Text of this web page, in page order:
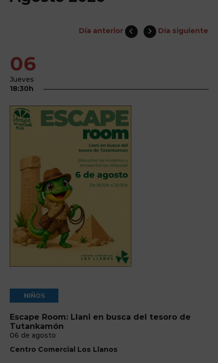
Día anterior Día siguiente
06
Jueves
18:30h
NIÑOS
Escape Room: Llani en busca del tesoro de
Tutankamón
06 de agosto
Centro Comercial Los Llanos